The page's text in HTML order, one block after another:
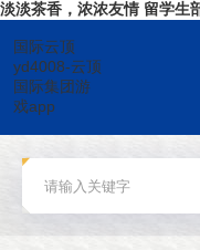
淡淡茶香，浓浓友情 留学生
国际云顶
yd4008-云顶
国际集团游
戏app